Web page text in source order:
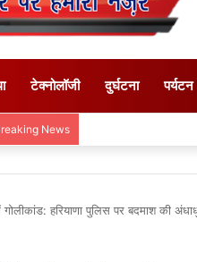
टेक्नोलॉजी दुर्घटना पर्यटन
News
में गोलीकांड: हरियाणा पुलिस पर बदमाश की